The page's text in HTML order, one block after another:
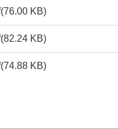
KB)
KB)
KB)